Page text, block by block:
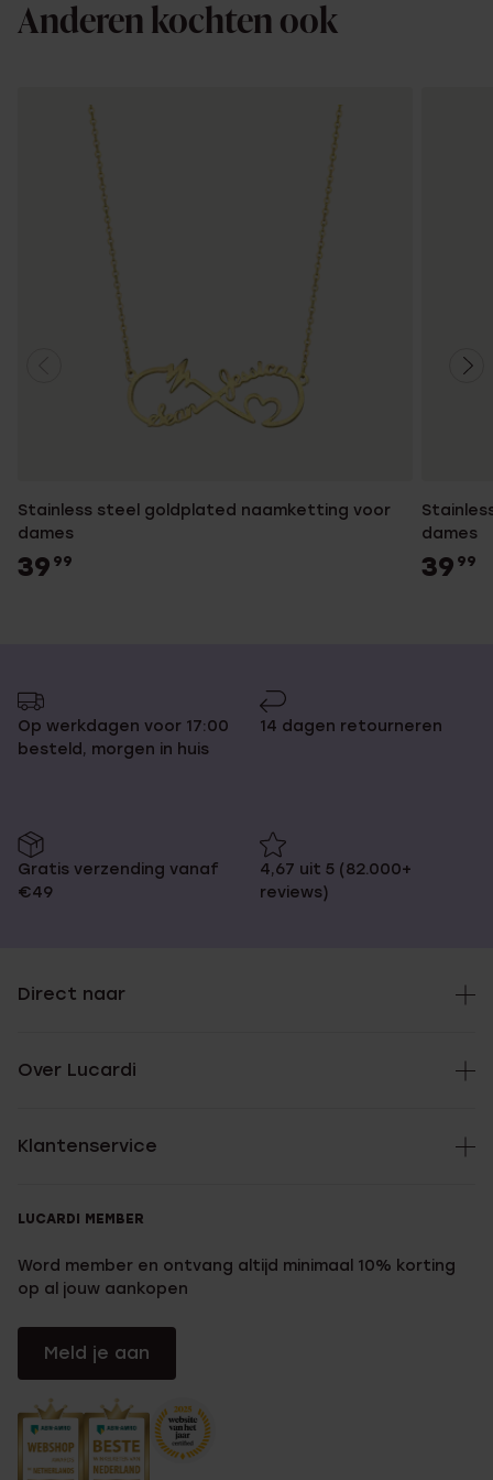
Anderen kochten ook
Stainless steel goldplated naamketting voor
dames
39 99
dames
39 99
Op werkdagen voor 17:00
besteld, morgen in huis
14 dagen retourneren
Gratis verzending vanaf
€49
4,67 uit 5 (82.000+
reviews)
Direct naar
Over Lucardi
Klantenservice
LUCARDI MEMBER
Word member en ontvang altijd minimaal 10% korting
op al jouw aankopen
Meld je aan